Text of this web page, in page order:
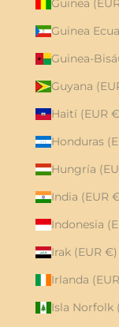
Haití
India
Irak (EUR €)